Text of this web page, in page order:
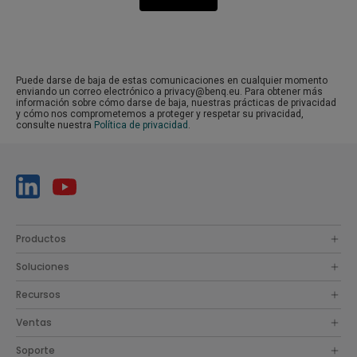
Puede darse de baja de estas comunicaciones en cualquier momento
enviando un correo electrónico a privacy@benq.eu. Para obtener más
información sobre cómo darse de baja, nuestras prácticas de privacidad
y cómo nos comprometemos a proteger y respetar su privacidad,
consulte nuestra Política de privacidad .
Productos
Soluciones
Recursos
Ventas
Soporte